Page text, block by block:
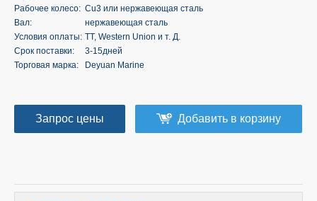
Рабочее колесо: Cu3 или нержавеющая сталь
Вал:
нержавеющая сталь
Условия оплаты: TT, Western Union и т. Д.
Срок поставки:
3-15дней
Торговая марка:
Deyuan Marine
Запрос цены Добавить в корзину